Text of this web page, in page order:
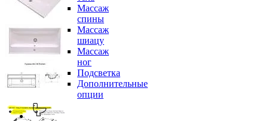
Массаж
спины
Массаж
шиацу
Массаж
ног
Подсветка
Дополнительные
опции